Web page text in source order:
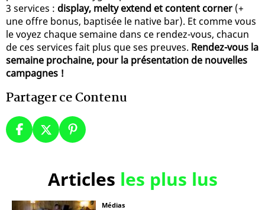
3 services : display, melty extend et content corner (+
une offre bonus, baptisée le native bar). Et comme vous
le voyez chaque semaine dans ce rendez-vous, chacun
de ces services fait plus que ses preuves. Rendez-vous la
semaine prochaine, pour la présentation de nouvelles
campagnes !
Partager ce Contenu
Articles les plus lus
Médias